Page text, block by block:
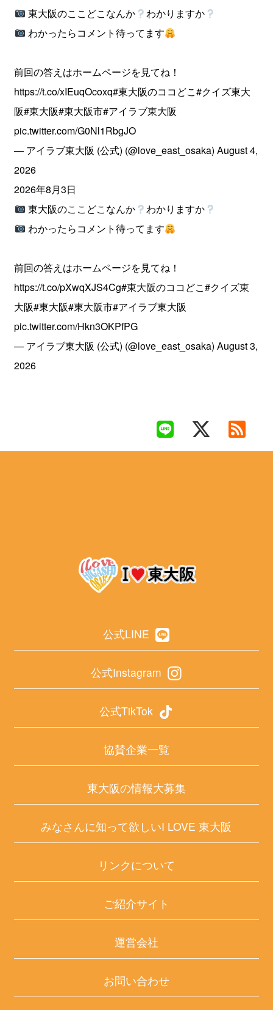
東大阪のここどこなんか
わかりますか
わかったらコメント待ってます
前回の答えはホームページを見てね！
https://t.co/xIEuqOcoxq#東大阪のココどこ#クイズ東大
阪#東大阪#東大阪市#アイラブ東大阪
pic.twitter.com/G0Nl1RbgJO
— アイラブ東大阪 (公式) (@love_east_osaka)August 4,
2026
2026年8月3日
東大阪のここどこなんか
わかりますか
わかったらコメント待ってます
前回の答えはホームページを見てね！
https://t.co/pXwqXJS4Cg#東大阪のココどこ#クイズ東
大阪#東大阪#東大阪市#アイラブ東大阪
pic.twitter.com/Hkn3OKPfPG
— アイラブ東大阪 (公式) (@love_east_osaka)August 3,
2026
公式LINE
公式Instagram
公式TikTok
協賛企業一覧
東大阪の情報大募集
みなさんに知って欲しいI LOVE 東大阪
リンクについて
ご紹介サイト
運営会社
お問い合わせ